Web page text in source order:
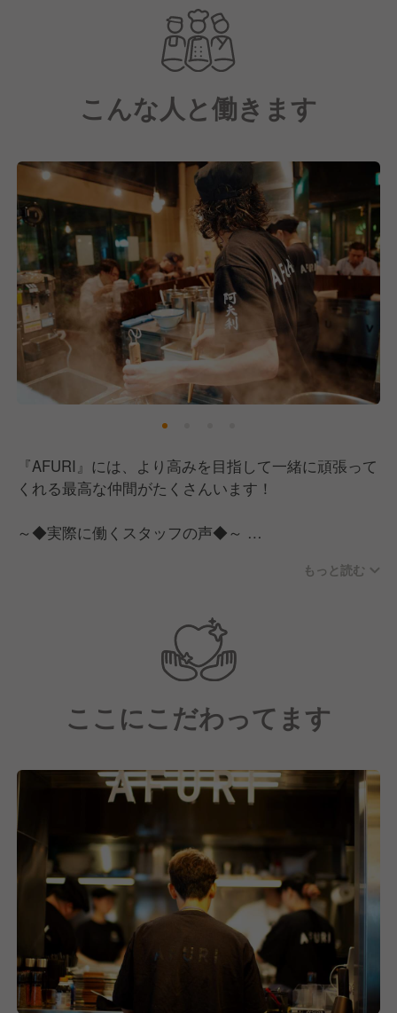
その勢いはとどまることなく、今後5年間で都心や観
光地を中心に20店舗の新規出店を予定しています。国
内外からの出店依頼も増えており、事業拡大のチャン
スはますます広がっています。
本業であるラーメン事業を基盤としながら、当社は
数々の新規事業にも積極的に挑戦しています。
たとえば、「AFURI」監修の即席麺、「AFURI」ブラ
ンドの日本酒やクラフトビールなど、ラーメンを超え
た商品開発・販売にも力を注いでいます。
現在も複数の新規事業を構想中。企業として、組織と
して、さらなる成長を目指しています。
◆ 「AFURI」という名前に込めた想い ◆
店名「AFURI」の由来は、神奈川県丹沢山系・阿夫利
この山の麓から湧き出る清らかな水を使って、私たち
のラーメンは仕込まれています。
AFURIのセントラルキッチンは、阿夫利山の麓・神奈
川県厚木市七沢に位置しています。ここで使用するス
ープは、国産の丸鶏、魚介、香味野菜を惜しみなく使
わいを追求しています。
また、スープの味を決める塩ダレや醤油ダレ、チャー
シューなどもすべてキッチンで仕込み。日々ベストな
◆ 「お客様を、恋に落として差し上げる」 ◆
そんな気持ちで、一人ひとりのお客様に真摯に向き合
います。自分の一挙一動が、AFURIのブランド。指先
一つまで気を抜かず、動きや呼吸、すべてでお客様を
魅了します。
こんな人と働きます
『AFURI』には、より高みを目指して一緒に頑張って
くれる最高な仲間がたくさんいます！
～◆実際に働くスタッフの声◆～
完全に未経験で入社しましたが、たくさんの親切で心
一杯一杯、丹精込めて作ったらーめんを食べたお客様
から「美味しかった、また来たい」と言われると、
「お客様を幸せにできたな！」とやりがいを感じま
3年後には店長職に昇進し、お客様をもっとHappyに
◎I.Y さん（中途入社3年目・アシスタントマネージャ
ー）◎
営業中の店内から、「美味しい」と言う声が聞こえた
時。お帰りの際のお客様の笑顔。
一緒に働くキャストからの「『AFURI』楽しい！！」
という声。その一つひとつに、いつも本当にやりがい
を感じます。『AFURI』頑張りと意欲が評価される会
社なので、やりがいや楽しさを感じながら働いていま
す！
私の目標は、まずは今のお店で店長になること！将来
もっと読む
ここにこだわってます